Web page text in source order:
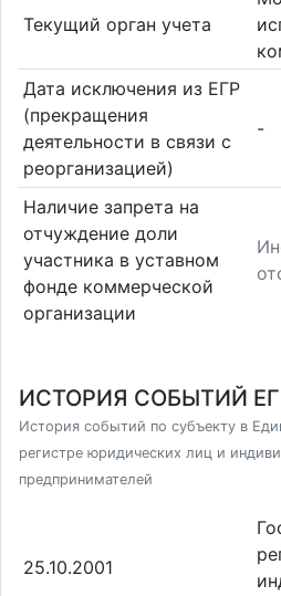
Текущий орган учета
Дата исключения из ЕГР
(прекращения
деятельности в связи с
реорганизацией)
-
Наличие запрета на
отчуждение доли
участника в уставном
фонде коммерческой
организации
ИСТОРИЯ СОБЫТИЙ
История событий по субъекту в
регистре юридических лиц и
предпринимателей
25.10.2001